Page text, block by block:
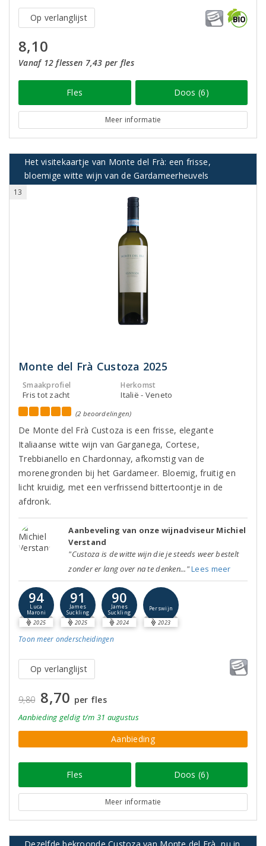
Op verlanglijst
8,10
Vanaf 12 flessen 7,43 per fles
Fles Doos (6)
Meer informatie
Het visitekaartje van Monte del Frà: een frisse,
bloemige witte wijn van de Gardameerheuvels
13
Monte del Frà Custoza 2025
Smaakprofiel
Fris tot zacht
Herkomst
Italië - Veneto
(2 beoordelingen)
De Monte del Frà Custoza is een frisse, elegante
Italiaanse witte wijn van Garganega, Cortese,
Trebbianello en Chardonnay, afkomstig van de
morenegronden bij het Gardameer. Bloemig, fruitig en
licht kruidig, met een verfrissend bittertoontje in de
afdronk.
Aanbeveling van onze wijnadviseur Michiel
Verstand
"Custoza is de witte wijn die je steeds weer bestelt
zonder er lang over na te denken..."Lees meer
94
Luca
Maroni
2025
91
James
Suckling
2025
90
James
Suckling
2024
Perswijn
2023
Toon meer onderscheidingen
Op verlanglijst
9,80 8,70 per fles
Aanbieding geldig t/m 31 augustus
Aanbieding
Fles Doos (6)
Meer informatie